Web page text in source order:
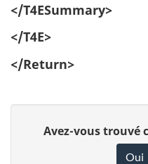
</T4ESummary>
</T4E>
</Return>
Avez-vous trouvé
Oui